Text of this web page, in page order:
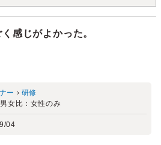
感じがよかった。
ー › 研修
男女比： 女性のみ
04